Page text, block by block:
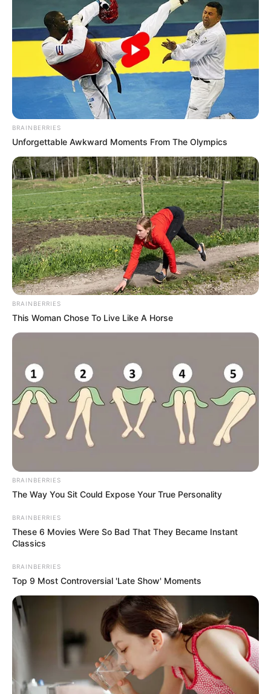
BRAINBERRIES
Unforgettable Awkward Moments From The Olympics
BRAINBERRIES
This Woman Chose To Live Like A Horse
BRAINBERRIES
The Way You Sit Could Expose Your True Personality
BRAINBERRIES
These 6 Movies Were So Bad That They Became Instant
Classics
BRAINBERRIES
Top 9 Most Controversial 'Late Show' Moments